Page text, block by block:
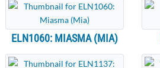
ELN1060: MIASMA (MIA)